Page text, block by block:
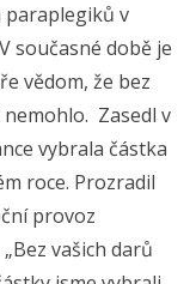
paraplegiků v
současné době je
vědom, že bez
Zasedl v
vybrala částka
roce. Prozradil
provoz
vašich darů